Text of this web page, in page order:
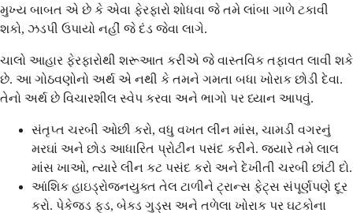
મુખ્ય બાબત એ છે કે એવા ફેરફારો શોધવા જે તમે લાંબા ગાળે ટકાવી
શકો, ઝડપી ઉપાયો નહીં જે દંડ જેવા લાગે.
ચાલો આહાર ફેરફારોથી શરૂઆત કરીએ જે વાસ્તવિક તફાવત લાવી શકે
છે. આ ગોઠવણોનો અર્થ એ નથી કે તમને ગમતા બધા ખોરાક છોડી દેવા.
તેનો અર્થ છે વિચારશીલ સ્વેપ કરવા અને ભાગો પર ધ્યાન આપવું.
સંતૃપ્ત ચરબી ઓછી કરો, વધુ વખત લીન માંસ, ચામડી વગરનું
મરઘાં અને છોડ આધારિત પ્રોટીન પસંદ કરીને. જ્યારે તમે લાલ
માંસ ખાઓ, ત્યારે લીન કટ પસંદ કરો અને દેખીતી ચરબી છાંટી દો.
આંશિક હાઇડ્રોજનયુક્ત તેલ ટાળીને ટ્રાન્સ ફેટ્સ સંપૂર્ણપણે દૂર
કરો. પેકેજ્ડ ફૂડ, બેક્ડ ગુડ્સ અને તળેલા ખોરાક પર ઘટકોના